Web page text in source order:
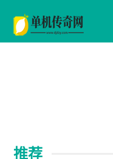
推荐